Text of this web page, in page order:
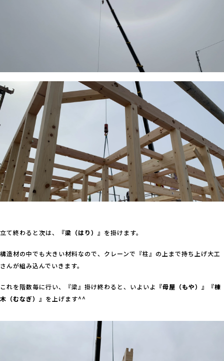
立て終わると次は、 『梁（はり）』 を掛けます。
構造材の中でも大きい材料なので、クレーンで『柱』の上まで持ち上げ大工
さんが組み込んでいきます。
これを階数毎に行い、『梁』掛け終わると、いよいよ 『母屋（もや）』『棟
木（むなぎ）』 を上げます^^